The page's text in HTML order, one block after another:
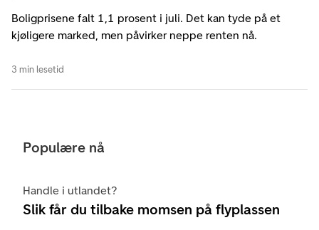
Boligprisene falt 1,1 prosent i juli. Det kan tyde på et
kjøligere marked, men påvirker neppe renten nå.
3 min lesetid
Populære nå
Handle i utlandet?
Slik får du tilbake momsen på flyplassen